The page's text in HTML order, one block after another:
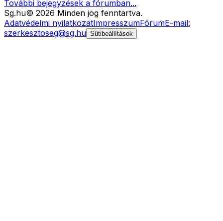
További bejegyzések a fórumban...
Sg.hu© 2026 Minden jog fenntartva.
Adatvédelmi nyilatkozatImpresszumFórumE-mail:
szerkesztoseg@sg.hu Sütibeállítások